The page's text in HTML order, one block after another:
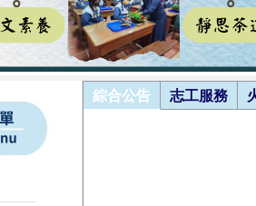
綜合公告 志工服務